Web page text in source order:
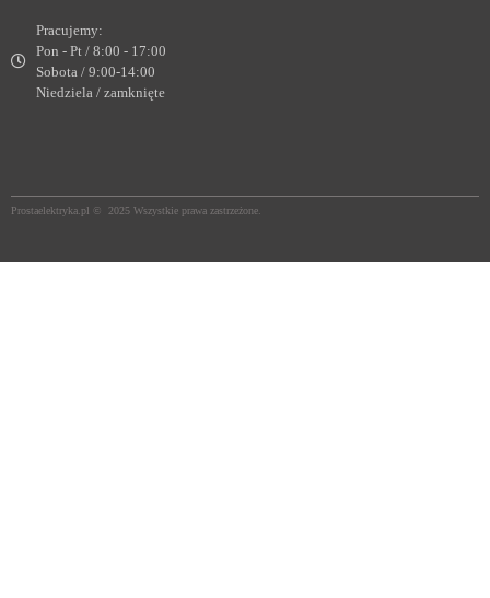
Pracujemy:
Pon - Pt / 8:00 - 17:00
Sobota / 9:00-14:00
Niedziela / zamknięte
Prostaelektryka.pl © 2025 Wszystkie prawa zastrzeżone.